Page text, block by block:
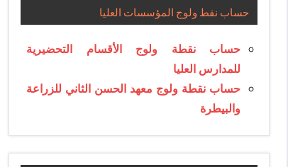
حساب نقط ولوج المؤسسات العليا
حساب نقطة ولوج الأقسام التحضيرية
للمدارس العليا
حساب نقطة ولوج معهد الحسن الثاني للزراعة
والبيطرة